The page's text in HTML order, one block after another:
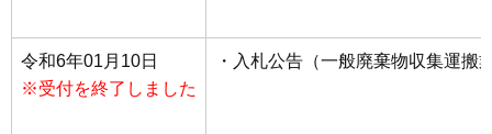
令和6年01月10日
※受付を終了しました
・入札公告（一般廃棄物収集運